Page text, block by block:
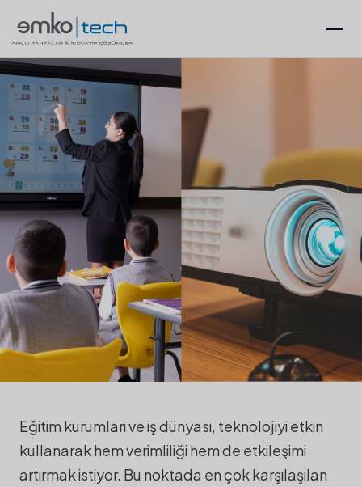
Tahta mı, Projeksiyon
Cihazı mı? Doğru
Yatırımı Yapın!
16/10/2025
·
Blog
Eğitim kurumları ve iş dünyası, teknolojiyi etkin
kullanarak hem verimliliği hem de etkileşimi
artırmak istiyor. Bu noktada en çok karşılaşılan